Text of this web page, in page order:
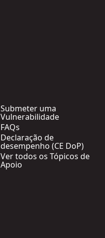
Submeter uma
Vulnerabilidade
FAQs
Declaração de
desempenho (CE DoP)
Ver todos os Tópicos de
Apoio